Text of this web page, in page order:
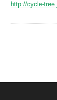
http://cycle-